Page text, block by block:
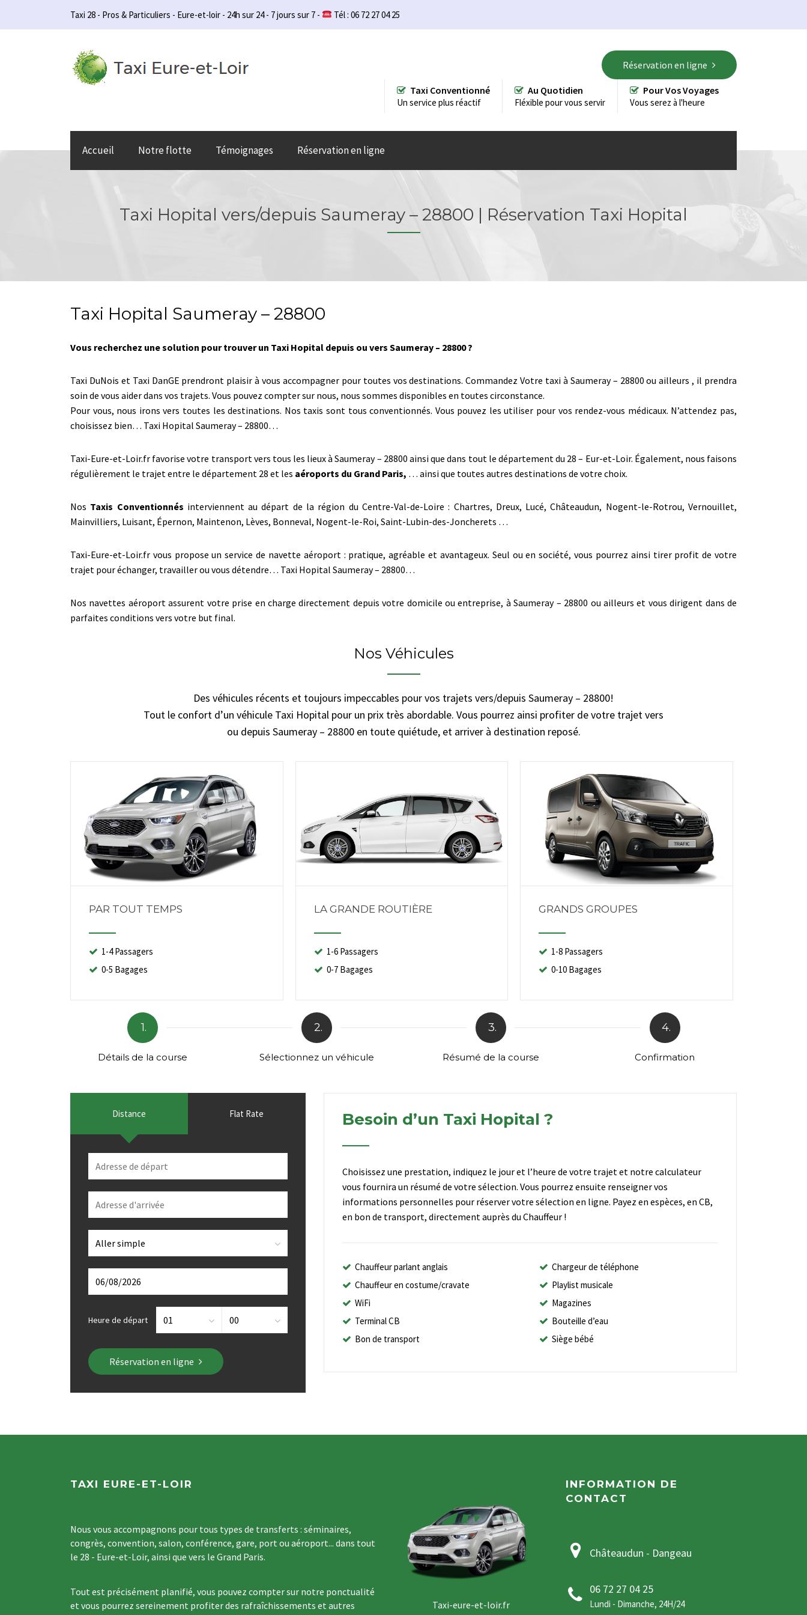
Taxi 28 - Pros & Particuliers - Eure-et-loir - 24h sur 24 - 7 jours sur 7 - Tél : 06 72 27 04 25
Réservation en ligne
Taxi Conventionné
Un service plus réactif
Au Quotidien
Fléxible pour vous servir
Pour Vos Voyages
Vous serez à l'heure
Accueil Notre flotte Témoignages Réservation en ligne
Taxi Hopital vers/depuis Saumeray – 28800 | Réservation Taxi Hopital
Taxi Hopital Saumeray – 28800
Vous recherchez une solution pour trouver un Taxi Hopital depuis ou vers Saumeray – 28800 ?
Taxi DuNois et Taxi DanGE prendront plaisir à vous accompagner pour toutes vos destinations. Commandez Votre taxi à Saumeray – 28800 ou ailleurs , il prendra
soin de vous aider dans vos trajets. Vous pouvez compter sur nous, nous sommes disponibles en toutes circonstance.
Pour vous, nous irons vers toutes les destinations. Nos taxis sont tous conventionnés. Vous pouvez les utiliser pour vos rendez-vous médicaux. N’attendez pas,
choisissez bien… Taxi Hopital Saumeray – 28800…
Taxi-Eure-et-Loir.fr favorise votre transport vers tous les lieux à Saumeray – 28800 ainsi que dans tout le département du 28 – Eur-et-Loir. Également, nous faisons
régulièrement le trajet entre le département 28 et les aéroports du Grand Paris, … ainsi que toutes autres destinations de votre choix.
Nos Taxis Conventionnés interviennent au départ de la région du Centre-Val-de-Loire : Chartres, Dreux, Lucé, Châteaudun, Nogent-le-Rotrou, Vernouillet,
Mainvilliers, Luisant, Épernon, Maintenon, Lèves, Bonneval, Nogent-le-Roi, Saint-Lubin-des-Joncherets …
Taxi-Eure-et-Loir.fr vous propose un service de navette aéroport : pratique, agréable et avantageux. Seul ou en société, vous pourrez ainsi tirer profit de votre
trajet pour échanger, travailler ou vous détendre… Taxi Hopital Saumeray – 28800…
Nos navettes aéroport assurent votre prise en charge directement depuis votre domicile ou entreprise, à Saumeray – 28800 ou ailleurs et vous dirigent dans de
parfaites conditions vers votre but final.
Nos Véhicules
Des véhicules récents et toujours impeccables pour vos trajets vers/depuis Saumeray – 28800!
Tout le confort d’un véhicule Taxi Hopital pour un prix très abordable. Vous pourrez ainsi profiter de votre trajet vers
ou depuis Saumeray – 28800 en toute quiétude, et arriver à destination reposé.
PAR TOUT TEMPS
1-4 Passagers
0-5 Bagages
LA GRANDE ROUTIÈRE
1-6 Passagers
0-7 Bagages
GRANDS GROUPES
1-8 Passagers
0-10 Bagages
1.
Détails de la course
2.
Sélectionnez un véhicule
3.
Résumé de la course
4.
Confirmation
Distance Flat Rate
Heure de départ
Réservation en ligne
Besoin d’un Taxi Hopital ?
Choisissez une prestation, indiquez le jour et l’heure de votre trajet et notre calculateur
vous fournira un résumé de votre sélection. Vous pourrez ensuite renseigner vos
informations personnelles pour réserver votre sélection en ligne. Payez en espèces, en CB,
en bon de transport, directement auprès du Chauffeur !
Chauffeur parlant anglais
Chauffeur en costume/cravate
WiFi
Terminal CB
Bon de transport
Chargeur de téléphone
Playlist musicale
Magazines
Bouteille d’eau
Siège bébé
TAXI EURE-ET-LOIR
Nous vous accompagnons pour tous types de transferts : séminaires,
congrès, convention, salon, conférence, gare, port ou aéroport... dans tout
le 28 - Eure-et-Loir, ainsi que vers le Grand Paris.
Tout est précisément planifié, vous pouvez compter sur notre ponctualité
et vous pourrez sereinement profiter des rafraîchissements et autres
Taxi-eure-et-loir.fr
INFORMATION DE
CONTACT
Châteaudun - Dangeau
06 72 27 04 25
Lundi - Dimanche, 24H/24